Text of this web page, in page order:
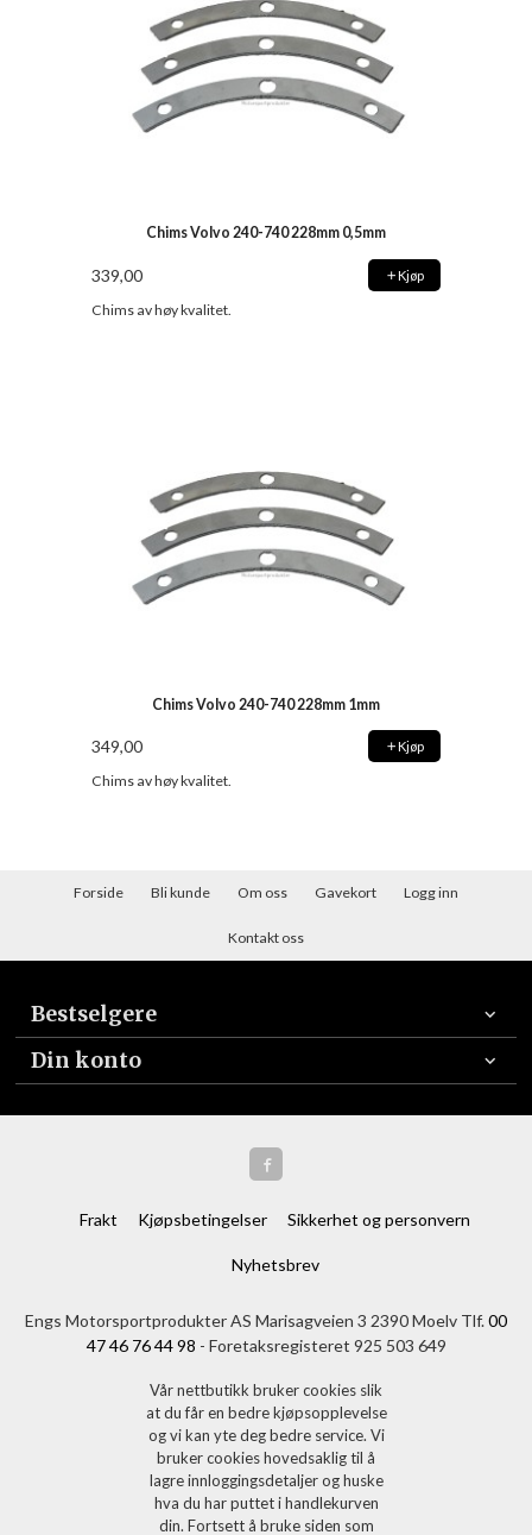
Chims Volvo 240-740 228mm 0,5mm
339,00 Kjøp
Chims av høy kvalitet.
Chims Volvo 240-740 228mm 1mm
349,00 Kjøp
Chims av høy kvalitet.
Forside Bli kunde Om oss Gavekort Logg inn
Kontakt oss
Bestselgere
Din konto
Frakt Kjøpsbetingelser Sikkerhet og personvern
Nyhetsbrev
Engs Motorsportprodukter AS Marisagveien 3 2390 Moelv Tlf.00
47 46 76 44 98 - Foretaksregisteret 925 503 649
Vår nettbutikk bruker cookies slik
at du får en bedre kjøpsopplevelse
og vi kan yte deg bedre service. Vi
bruker cookies hovedsaklig til å
lagre innloggingsdetaljer og huske
hva du har puttet i handlekurven
din. Fortsett å bruke siden som